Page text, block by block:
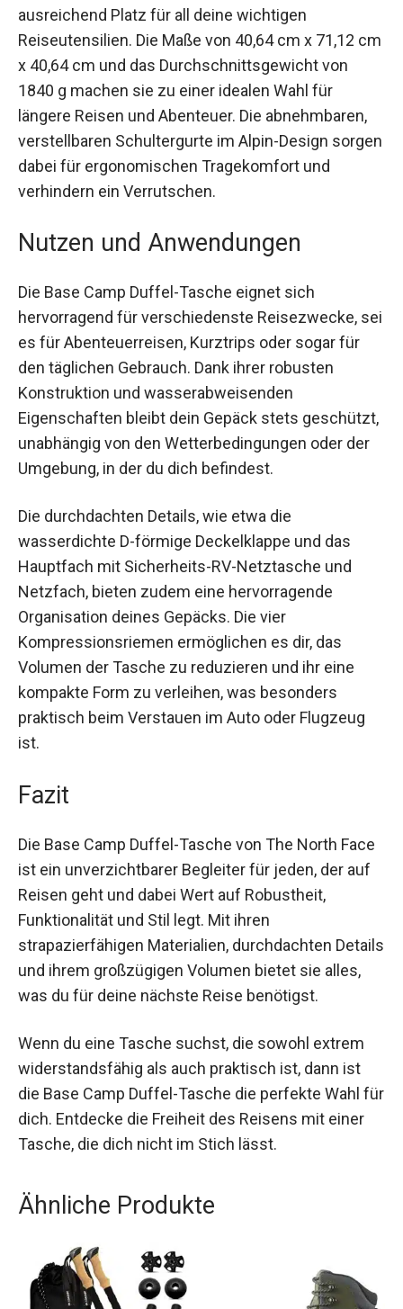
Mit einem Volumen von 95 Litern bietet die
Tasche ausreichend Platz für all deine wichtigen
Reiseutensilien. Die Maße von 40,64 cm x 71,12
cm x 40,64 cm und das Durchschnittsgewicht
von 1840 g machen sie zu einer idealen Wahl für
längere Reisen und Abenteuer. Die abnehmbaren,
verstellbaren Schultergurte im Alpin-Design
sorgen dabei für ergonomischen Tragekomfort
Nutzen und Anwendungen
Die Base Camp Duffel-Tasche eignet sich
hervorragend für verschiedenste Reisezwecke,
sei es für Abenteuerreisen, Kurztrips oder sogar
für den täglichen Gebrauch. Dank ihrer robusten
Konstruktion und wasserabweisenden
Eigenschaften bleibt dein Gepäck stets
geschützt, unabhängig von den
Wetterbedingungen oder der Umgebung, in der
du dich befindest.
Die durchdachten Details, wie etwa die
wasserdichte D-förmige Deckelklappe und das
Hauptfach mit Sicherheits-RV-Netztasche und
Netzfach, bieten zudem eine hervorragende
Organisation deines Gepäcks. Die vier
Kompressionsriemen ermöglichen es dir, das
Volumen der Tasche zu reduzieren und ihr eine
kompakte Form zu verleihen, was besonders
ist.
Fazit
Die Base Camp Duffel-Tasche von The North
Face ist ein unverzichtbarer Begleiter für jeden,
der auf Reisen geht und dabei Wert auf
Robustheit, Funktionalität und Stil legt. Mit ihren
strapazierfähigen Materialien, durchdachten
Details und ihrem großzügigen Volumen bietet
sie alles, was du für deine nächste Reise
benötigst.
Wenn du eine Tasche suchst, die sowohl extrem
widerstandsfähig als auch praktisch ist, dann ist
einer Tasche, die dich nicht im Stich lässt.
Ähnliche Produkte